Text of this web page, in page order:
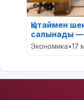
Қытаймен
салынады —
Экономика•17